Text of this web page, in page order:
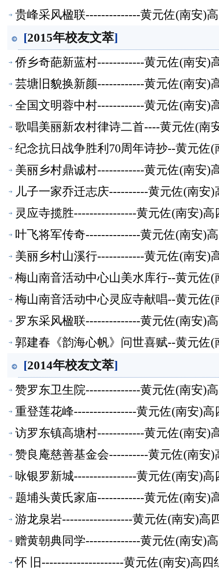
贵峰采风楹联--------------黄元佐(南安)
[2015年校友文萃]
侨乡奇葩新蓝村------------黄元佐(南安)
芸塘旧貌换新颜------------黄元佐(南安)
全国文明蓉中村------------黄元佐(南安)
歌唱美丽新农村律诗二首----黄元佐(南
纪念抗日战争胜利70周年诗抄--黄元佐
美丽乡村鼎诚村------------黄元佐(南安)
儿子一家乔迁志庆----------黄元佐(南安
灵应寺揽胜----------------黄元佐(南安)
叶飞将军传奇--------------黄元佐(南安)
美丽乡村山溪行------------黄元佐(南安)
梅山南音活动中心山美水库行--黄元佐
梅山南音活动中心灵应寺献唱--黄元佐
罗东采风楹联--------------黄元佐(南安)
郭建春《韵海心帆》问世喜赋--黄元佐
[2014年校友文萃]
赞罗东卫生院--------------黄元佐(南安)
重登莲花峰----------------黄元佐(南安)
访罗东镇高塘村------------黄元佐(南安)
赞良庵慈善基金会----------黄元佐(南安
咏银罗新城----------------黄元佐(南安)
题埔头黄氏家庙------------黄元佐(南安)
游龙泉岩------------------黄元佐(南安)高
赠黄朝典同学--------------黄元佐(南安)
怀 旧---------------------黄元佐(南安)高